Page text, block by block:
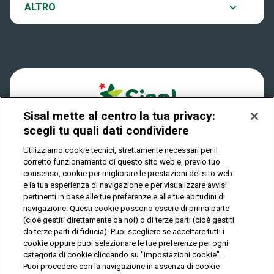
Play Your Date
Dove si gioca
Quanto si vince
Come riscuotere
ALTRO
Notifiche
Privacy
IL GIOCO È VIETATO AI MINORI E PUÒ CAUSARE
DIPENDENZA PATOLOGICA
© Copyright Sisal Italia S.p.A. - P.I. 02433760135
Privacy Cookies
Mappa
del
sito
Sisal mette al centro la tua privacy:
scegli tu quali dati condividere
Utilizziamo cookie tecnici, strettamente necessari per il
corretto funzionamento di questo sito web e, previo tuo
consenso, cookie per migliorare le prestazioni del sito web
e la tua esperienza di navigazione e per visualizzare avvisi
pertinenti in base alle tue preferenze e alle tue abitudini di
navigazione. Questi cookie possono essere di prima parte
(cioè gestiti direttamente da noi) o di terze parti (cioè gestiti
da terze parti di fiducia). Puoi scegliere se accettare tutti i
cookie oppure puoi selezionare le tue preferenze per ogni
categoria di cookie cliccando su "Impostazioni cookie".
Puoi procedere con la navigazione in assenza di cookie